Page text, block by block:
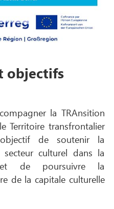
objectifs
la TRAnsition
Territoire transfrontalier
de soutenir la
culturel dans la
et de poursuivre la
de la capitale culturelle